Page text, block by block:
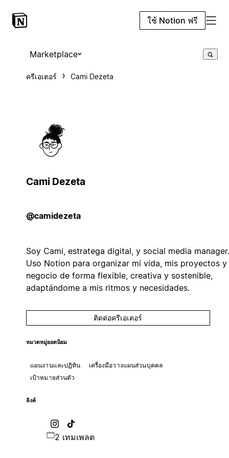
ใช้ Notion ฟรี
Marketplace
ครีเอเตอร์ Cami Dezeta
Cami Dezeta
@camidezeta
Soy Cami, estratega digital, y social media manager.
Uso Notion para organizar mi vida, mis proyectos y
negocio de forma flexible, creativa y sostenible,
adaptándome a mis ritmos y necesidades.
ติดต่อครีเอเตอร์
หมวดหมู่ยอดนิยม
แผนงานและปฏิทิน
เครื่องมือวางแผนส่วนบุคคล
เป้าหมายส่วนตัว
ลิงค์
2 เทมเพลต